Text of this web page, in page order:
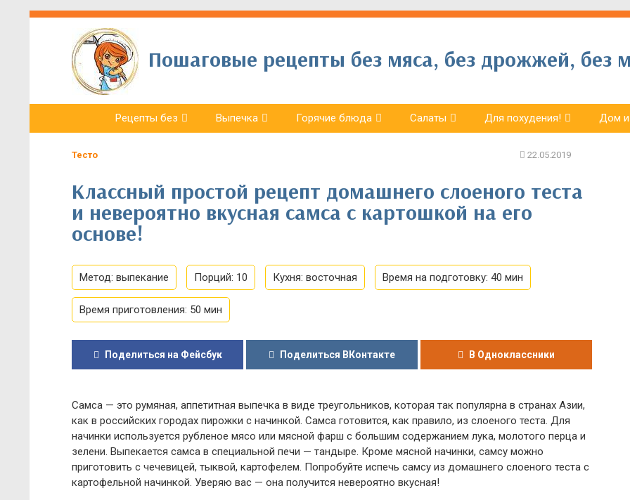
Пошаговые рецепты без мяса, без дрожжей, без
Рецепты без Выпечка Горячие блюда Салаты Для похудения! Дом и
Тесто
Классный простой рецепт домашнего слоеного теста
и невероятно вкусная самса с картошкой на его
основе!
Метод: выпекание Порций: 10 Кухня: восточная Время на подготовку: 40 мин
Время приготовления: 50 мин
Поделиться на Фейсбук Поделиться ВКонтакте В Одноклассники
Самса — это румяная, аппетитная выпечка в виде треугольников, которая так популярна в странах Азии,
как в российских городах пирожки с начинкой. Самса готовится, как правило, из слоеного теста. Для
начинки используется рубленое мясо или мясной фарш с большим содержанием лука, молотого перца и
зелени. Выпекается самса в специальной печи — тандыре. Кроме мясной начинки, самсу можно
приготовить с чечевицей, тыквой, картофелем. Попробуйте испечь самсу из домашнего слоеного теста с
картофельной начинкой. Уверяю вас — она получится невероятно вкусная!